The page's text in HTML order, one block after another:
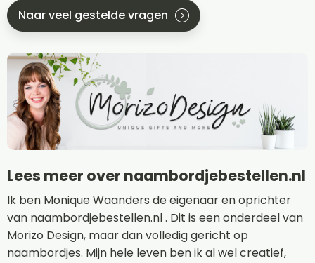
Naar veel gestelde vragen
Lees meer over naambordjebestellen.nl
Ik ben Monique Waanders de eigenaar en oprichter
van naambordjebestellen.nl . Dit is een onderdeel van
Morizo Design, maar dan volledig gericht op
naambordjes. Mijn hele leven ben ik al wel creatief,